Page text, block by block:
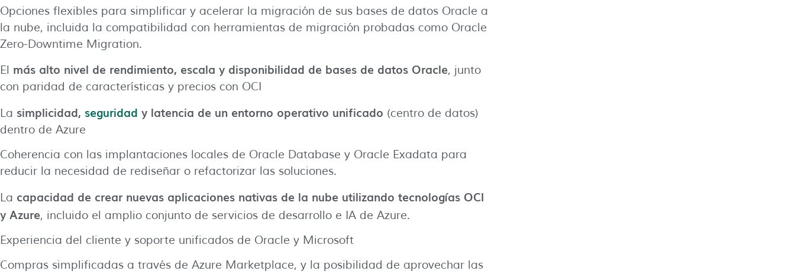
Opciones flexibles para simplificar y acelerar la migración de sus bases de datos Oracle a
la nube, incluida la compatibilidad con herramientas de migración probadas como Oracle
Zero-Downtime Migration.
El más alto nivel de rendimiento, escala y disponibilidad de bases de datos Oracle, junto
con paridad de características y precios con OCI
La simplicidad, seguridad y latencia de un entorno operativo unificado (centro de datos)
dentro de Azure
Coherencia con las implantaciones locales de Oracle Database y Oracle Exadata para
reducir la necesidad de rediseñar o refactorizar las soluciones.
La capacidad de crear nuevas aplicaciones nativas de la nube utilizando tecnologías OCI
y Azure, incluido el amplio conjunto de servicios de desarrollo e IA de Azure.
Experiencia del cliente y soporte unificados de Oracle y Microsoft
Compras simplificadas a través de Azure Marketplace, y la posibilidad de aprovechar las